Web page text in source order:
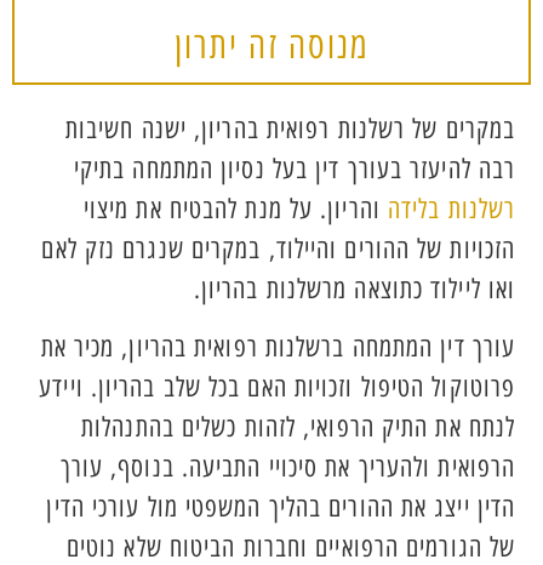
מנוסה זה יתרון
במקרים של רשלנות רפואית בהריון, ישנה חשיבות
רבה להיעזר בעורך דין בעל נסיון המתמחה בתיקי
רשלנות בלידה והריון. על מנת להבטיח את מיצוי
הזכויות של ההורים והיילוד, במקרים שנגרם נזק לאם
ואו ליילוד כתוצאה מרשלנות בהריון.
עורך דין המתמחה ברשלנות רפואית בהריון, מכיר את
פרוטוקול הטיפול וזכויות האם בכל שלב בהריון. ויידע
לנתח את התיק הרפואי, לזהות כשלים בהתנהלות
הרפואית ולהעריך את סיכויי התביעה. בנוסף, עורך
הדין ייצג את ההורים בהליך המשפטי מול עורכי הדין
של הגורמים הרפואיים וחברות הביטוח שלא נוטים